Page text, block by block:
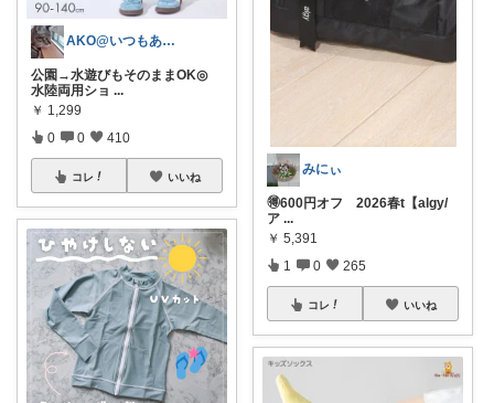
AKO@いつもありがとう🐾໊¨̮✩︎
公園→水遊びもそのままOK◎
水陸両用ショ ...
￥ 1,299
0 0 410
コレ いいね みにぃ
🉐600円オフ 2026春t【algy/
ア ...
￥ 5,391
1 0 265
コレ いいね